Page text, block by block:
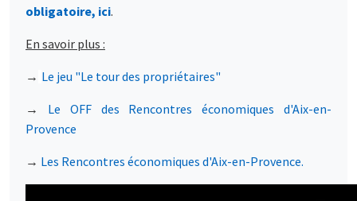
obligatoire, ici.
En savoir plus :
→ Le jeu "Le tour des propriétaires"
→ Le OFF des Rencontres économiques d'Aix-en-
Provence
→ Les Rencontres économiques d'Aix-en-Provence.